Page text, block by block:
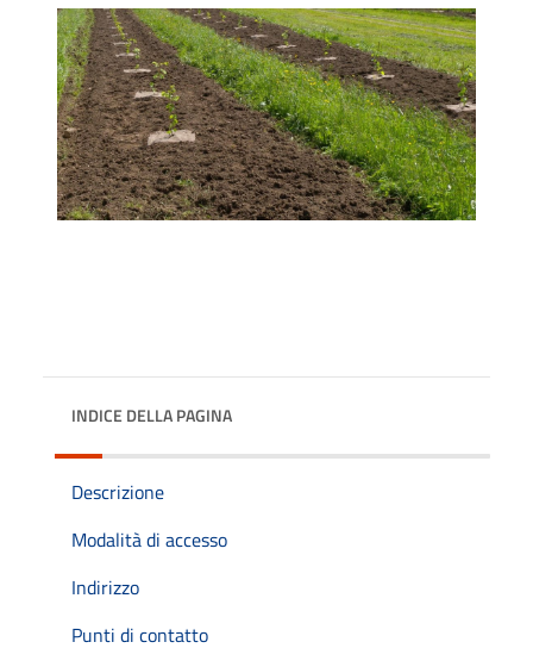
INDICE DELLA PAGINA
Descrizione
Modalità di accesso
Indirizzo
Punti di contatto